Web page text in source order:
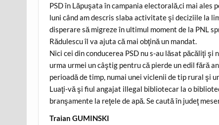
PSD în Lăpuşata în campania electorală,ci mai
luni când am descris slaba activitate şi deciziile la
disperare să migreze în ultimul moment de la PNL
Rădulescu îl va ajuta că mai obţină un mandat.
Nici cei din conducerea PSD nu s-au lăsat păcăliţi
urma urmei un câştig pentru că pierde un edil fără
perioadă de timp, numai unei viclenii de tip rural şi
Luaţi-vă şi fiul angajat illegal bibliotecar la o
branşamente la reţele de apă. Se caută în judeţ
Traian GUMINSKI